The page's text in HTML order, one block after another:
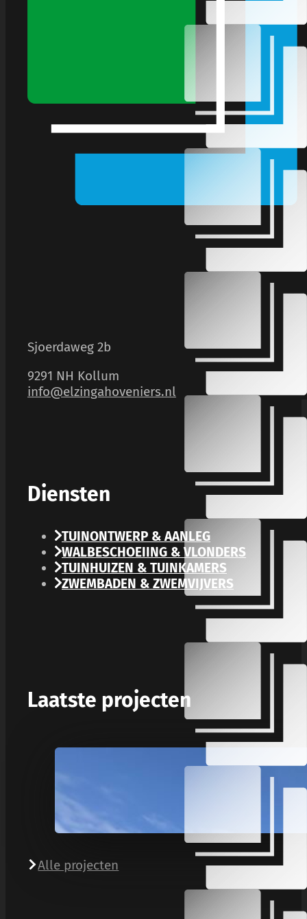
Sjoerdaweg 2b
9291 NH Kollum
info@elzingahoveniers.nl
Diensten
TUINONTWERP & AANLEG
WALBESCHOEIING & VLONDERS
TUINHUIZEN & TUINKAMERS
ZWEMBADEN & ZWEMVIJVERS
Laatste projecten
Alle projecten